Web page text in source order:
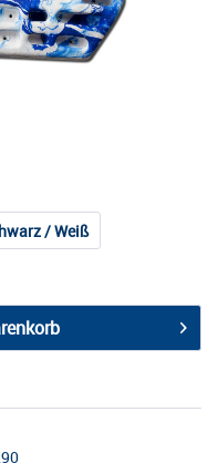
/ Weiß